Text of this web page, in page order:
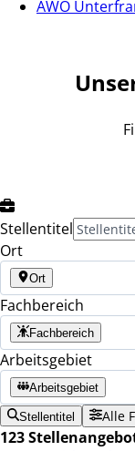
AWO
Stellentitel
Ort
Ort
Fachbereich
Fachbereich
Arbeitsgebiet
Arbeitsgebiet
Stellentitel Alle
123